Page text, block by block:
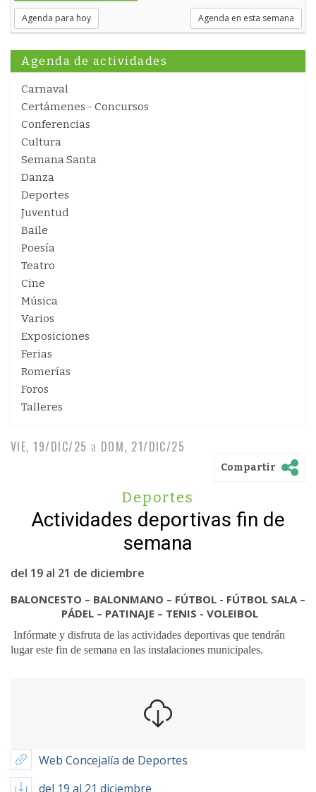
Agenda para hoy Agenda en esta semana
Agenda de actividades
Carnaval
Certámenes - Concursos
Conferencias
Cultura
Semana Santa
Danza
Deportes
Juventud
Baile
Poesía
Teatro
Cine
Música
Varios
Exposiciones
Ferias
Romerías
Foros
Talleres
VIE, 19/DIC/25 a DOM, 21/DIC/25
Compartir
Deportes
Actividades deportivas fin de
semana
del 19 al 21 de diciembre
BALONCESTO – BALONMANO – FÚTBOL - FÚTBOL SALA –
PÁDEL – PATINAJE – TENIS - VOLEIBOL
Infórmate y disfruta de las actividades deportivas que tendrán
lugar este fin de semana en las instalaciones municipales.
Web Concejalía de Deportes
del 19 al 21 diciembre